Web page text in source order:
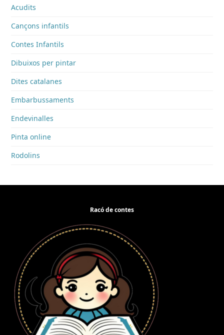
Acudits
Cançons infantils
Contes Infantils
Dibuixos per pintar
Dites catalanes
Embarbussaments
Endevinalles
Pinta online
Rodolins
Racó de contes